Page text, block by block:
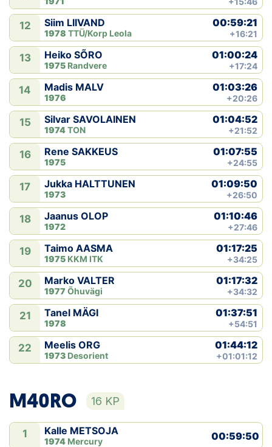
12 Siim LIIVAND
1978 TTÜ/Korp Leola
00:59:21
+16:21
13 Heiko SÕRO
1975 Randvere
01:00:24
+17:24
14 Madis MALV
1976
01:03:26
+20:26
15 Silvar SAVOLAINEN
1974TON
01:04:52
+21:52
16 Rene SAKKEUS
1975
01:07:55
+24:55
17 Jukka HALTTUNEN
1973
01:09:50
+26:50
18 Jaanus OLOP
1972
01:10:46
+27:46
19 Taimo AASMA
1975 KKM ITK
01:17:25
+34:25
20 Marko VALTER
1977 Õhuvägi
01:17:32
+34:32
21 Tanel MÄGI
1978
01:37:51
+54:51
22 Meelis ORG
1973 Desorient
01:44:12
+01:01:12
M40RO 16 KP
1 Kalle METSOJA
1974 Mercury 00:59:50